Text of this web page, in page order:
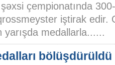
çempionatında
iştirak edir.
medallarla......
bölüşdürüldü